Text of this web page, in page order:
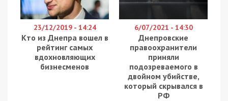
23/12/2019 - 14:24
Кто из Днепра вошел в
рейтинг самых
вдохновляющих
бизнесменов
6/07/2021 - 14:30
Днепровские
правоохранители
приняли
подозреваемого в
двойном убийстве,
который скрывался в
РФ